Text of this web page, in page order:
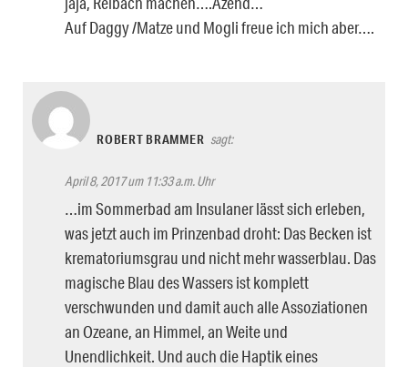
Auf Daggy /Matze und Mogli freue ich mich aber….
ROBERT BRAMMER sagt:
April 8, 2017 um 11:33 a.m. Uhr
…im Sommerbad am Insulaner lässt sich erleben,
was jetzt auch im Prinzenbad droht: Das Becken ist
krematoriumsgrau und nicht mehr wasserblau. Das
magische Blau des Wassers ist komplett
verschwunden und damit auch alle Assoziationen
an Ozeane, an Himmel, an Weite und
Unendlichkeit. Und auch die Haptik eines